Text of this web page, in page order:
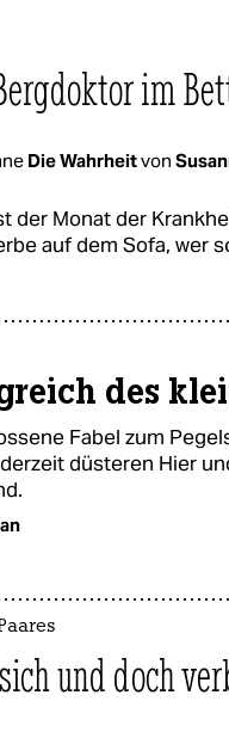
im
Die Wahrheitvon
der Monat der
auf dem Sofa, wer
des
Fabel zum
düsteren Hier
und doch